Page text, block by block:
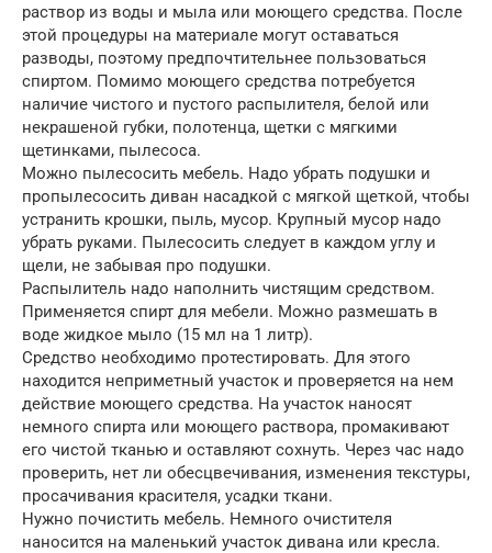
раствор из воды и мыла или моющего средства. После
этой процедуры на материале могут оставаться
разводы, поэтому предпочтительнее пользоваться
спиртом. Помимо моющего средства потребуется
наличие чистого и пустого распылителя, белой или
некрашеной губки, полотенца, щетки с мягкими
щетинками, пылесоса.
Можно пылесосить мебель. Надо убрать подушки и
пропылесосить диван насадкой с мягкой щеткой, чтобы
устранить крошки, пыль, мусор. Крупный мусор надо
убрать руками. Пылесосить следует в каждом углу и
щели, не забывая про подушки.
Распылитель надо наполнить чистящим средством.
Применяется спирт для мебели. Можно размешать в
воде жидкое мыло (15 мл на 1 литр).
Средство необходимо протестировать. Для этого
находится неприметный участок и проверяется на нем
действие моющего средства. На участок наносят
немного спирта или моющего раствора, промакивают
его чистой тканью и оставляют сохнуть. Через час надо
проверить, нет ли обесцвечивания, изменения текстуры,
просачивания красителя, усадки ткани.
Нужно почистить мебель. Немного очистителя
наносится на маленький участок дивана или кресла.